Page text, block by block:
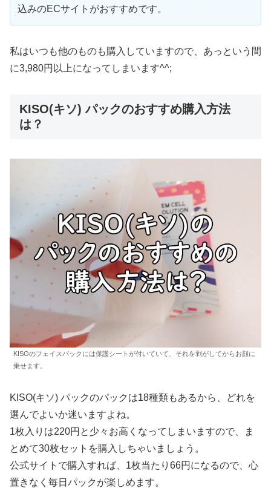
込みのECサイトがおすすめです。
私はいつも他のものも購入していますので、あっという間
に3,980円以上になってしまいます^^;
KISO(キソ) パックのおすすめ購入方法
は？
KISOのフェイスパックには保護シートが付いていて、それを剥がしてからお顔に
乗せます。
KISO(キソ) パックのパックは18種類もあるから、どれを
選んでよいか迷いますよね。
1枚入りは220円と少々お高くなってしまいますので、ま
とめて30枚セットを購入しちゃいましょう。
公式サイトで購入すれば、1枚当たり66円になるので、心
置きなく毎日パックが楽しめます。